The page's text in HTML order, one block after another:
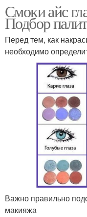
Смоки айс
Подбор
Перед тем, как
необходимо
Важно правильно
макияжа